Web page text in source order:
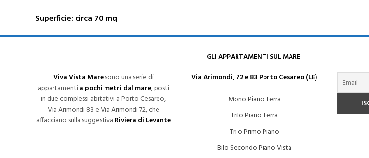
Superficie: circa 70 mq
Viva Vista Maresono una serie di
appartamentia pochi metri dal mare, posti
in due complessi abitativi a Porto Cesareo,
Via Arimondi 83 e Via Arimondi 72, che
affacciano sulla suggestiva Riviera di Levante
GLI APPARTAMENTI SUL MARE
Via Arimondi, 72 e 83 Porto Cesareo (LE)
Mono Piano Terra
Trilo Piano Terra
Trilo Primo Piano
Bilo Secondo Piano Vista